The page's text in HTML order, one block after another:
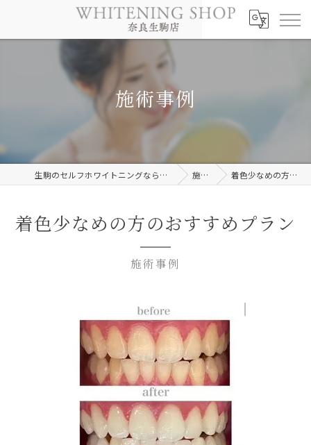
施術事例
生駒のセルフホワイトニングならホワイトニングショップ奈良生駒店 施術事例 着色少なめの方のおすすめプラン
施術事例
着色少なめの方のおすすめプラン